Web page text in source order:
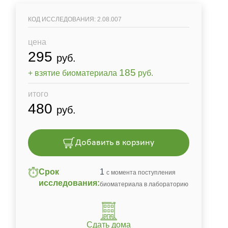
КОД ИССЛЕДОВАНИЯ: 2.08.007
цена
295 руб.
+ взятие биоматериала 185 руб.
итого
480 руб.
Добавить в корзину
Срок
исследования:
1 с момента поступления
биоматериала в лабораторию
Сдать дома